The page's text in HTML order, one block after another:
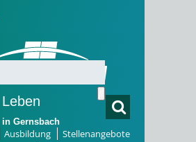
Ausbildung
Stellenangebote
Leben
in Gernsbach